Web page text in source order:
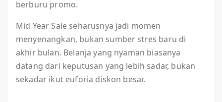
berburu promo.
Mid Year Sale seharusnya jadi momen
menyenangkan, bukan sumber stres baru di
akhir bulan. Belanja yang nyaman biasanya
datang dari keputusan yang lebih sadar, bukan
sekadar ikut euforia diskon besar.